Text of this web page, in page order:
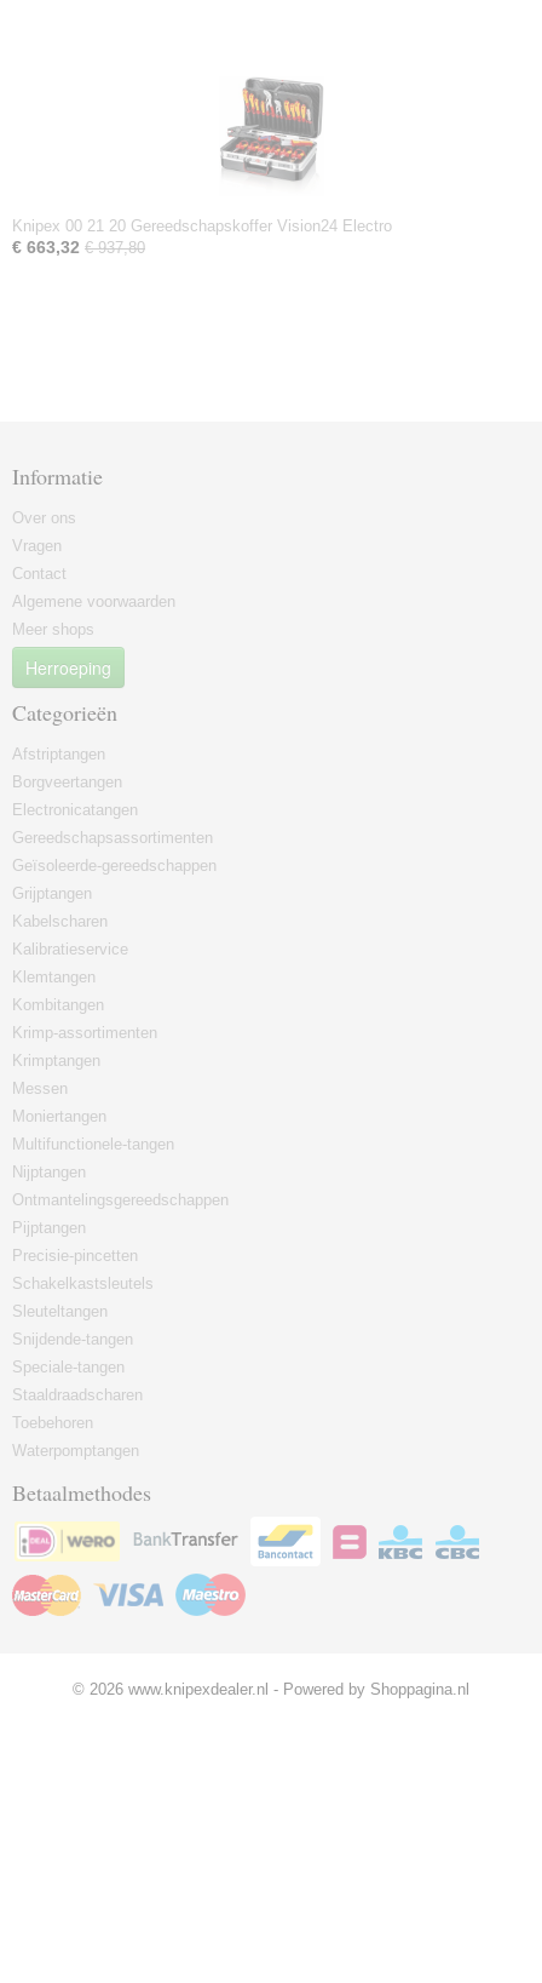
Knipex 00 21 20 Gereedschapskoffer Vision24 Electro
€ 663,32 € 937,80
Informatie
Over ons
Vragen
Contact
Algemene voorwaarden
Meer shops
Herroeping
Categorieën
Afstriptangen
Borgveertangen
Electronicatangen
Gereedschapsassortimenten
Geïsoleerde-gereedschappen
Grijptangen
Kabelscharen
Kalibratieservice
Klemtangen
Kombitangen
Krimp-assortimenten
Krimptangen
Messen
Moniertangen
Multifunctionele-tangen
Nijptangen
Ontmantelingsgereedschappen
Pijptangen
Precisie-pincetten
Schakelkastsleutels
Sleuteltangen
Snijdende-tangen
Speciale-tangen
Staaldraadscharen
Toebehoren
Waterpomptangen
Betaalmethodes
© 2026 www.knipexdealer.nl - Powered by Shoppagina.nl